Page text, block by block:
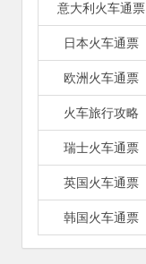
意大利火车通票
日本火车通票
欧洲火车通票
火车旅行攻略
瑞士火车通票
英国火车通票
韩国火车通票